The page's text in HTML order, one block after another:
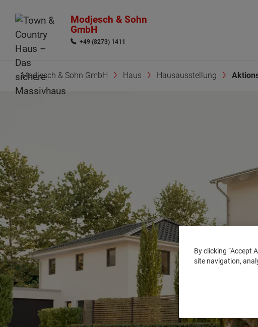
Modjesch & Sohn
GmbH
+49 (8273) 1411
Modjesch & Sohn GmbH Haus Hausausstellung
By clicking “Accept
site navigation,